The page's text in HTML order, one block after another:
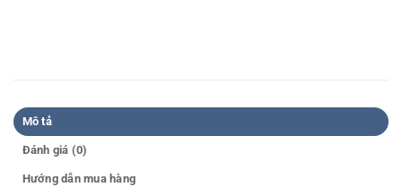
Mô tả
Đánh giá (0)
Hướng dẫn mua hàng